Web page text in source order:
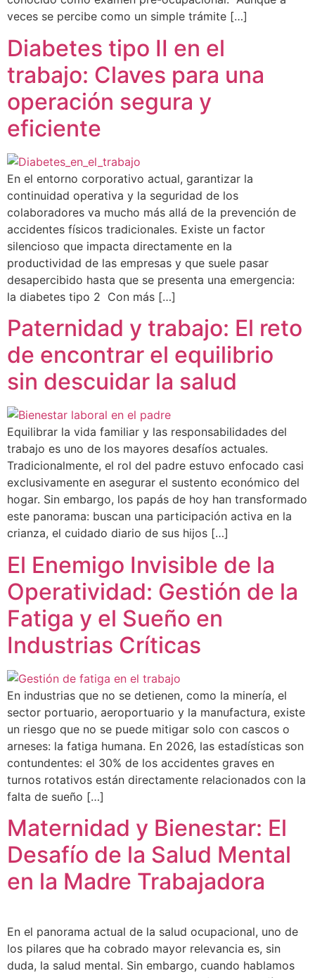
veces se percibe como un simple trámite […]
Diabetes tipo II en el
trabajo: Claves para una
operación segura y
eficiente
En el entorno corporativo actual, garantizar la
continuidad operativa y la seguridad de los
colaboradores va mucho más allá de la prevención de
accidentes físicos tradicionales. Existe un factor
silencioso que impacta directamente en la
productividad de las empresas y que suele pasar
desapercibido hasta que se presenta una emergencia:
la diabetes tipo 2 Con más […]
Paternidad y trabajo: El reto
de encontrar el equilibrio
sin descuidar la salud
Equilibrar la vida familiar y las responsabilidades del
trabajo es uno de los mayores desafíos actuales.
Tradicionalmente, el rol del padre estuvo enfocado casi
exclusivamente en asegurar el sustento económico del
hogar. Sin embargo, los papás de hoy han transformado
este panorama: buscan una participación activa en la
crianza, el cuidado diario de sus hijos […]
El Enemigo Invisible de la
Operatividad: Gestión de la
Fatiga y el Sueño en
Industrias Críticas
En industrias que no se detienen, como la minería, el
sector portuario, aeroportuario y la manufactura, existe
un riesgo que no se puede mitigar solo con cascos o
arneses: la fatiga humana. En 2026, las estadísticas son
contundentes: el 30% de los accidentes graves en
turnos rotativos están directamente relacionados con la
falta de sueño […]
Maternidad y Bienestar: El
Desafío de la Salud Mental
en la Madre Trabajadora
En el panorama actual de la salud ocupacional, uno de
los pilares que ha cobrado mayor relevancia es, sin
duda, la salud mental. Sin embargo, cuando hablamos